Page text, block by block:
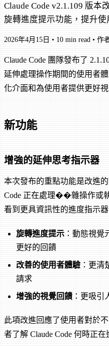
Claude Code v2.1.109 版本
旋轉進度提示功能，提升使
2026年4月15日 • 10 min read • 作
Claude Code 團隊發布了
延伸處理操作期間的使用者
化介面和為使用者提供更好
新功能
增強的延伸思考指示器
本次發布的重點功能是改進
Code 正在處理��雜操作或
看到更具資訊性的進度指示器
旋轉進度提示 ：動態視覺
更好的回饋
改善的使用者體驗：更清
請求
增強的視覺回饋 ：更吸引
此項改進回應了使用者對於
者了解 Claude Code 何時正在